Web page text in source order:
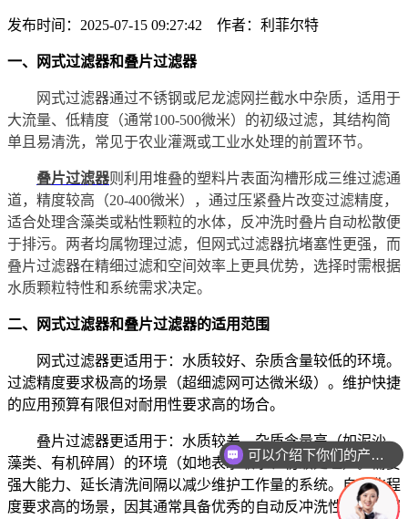
发布时间：2025-07-15 09:27:42 作者：利菲尔特
一、网式过滤器和叠片过滤器
网式过滤器通过不锈钢或尼龙滤网拦截水中杂质，适用于
大流量、低精度（通常100-500微米）的初级过滤，其结构简
单且易清洗，常见于农业灌溉或工业水处理的前置环节。
叠片过滤器则利用堆叠的塑料片表面沟槽形成三维过滤通
道，精度较高（20-400微米），通过压紧叠片改变过滤精度，
适合处理含藻类或粘性颗粒的水体，反冲洗时叠片自动松散便
于排污。两者均属物理过滤，但网式过滤器抗堵塞性更强，而
叠片过滤器在精细过滤和空间效率上更具优势，选择时需根据
水质颗粒特性和系统需求决定。
二、网式过滤器和叠片过滤器的适用范围
网式过滤器更适用于： 水质较好、杂质含量较低的环境。
过滤精度要求极高的场景（超细滤网可达微米级）。 维护快捷
的应用预算有限但对耐用性要求高的场合。
叠片过滤器更适用于： 水质较差、杂质含量高（如泥沙、
藻类、有机碎屑） 的环境（如地表水取水、初级处理）。 需要
强大能力、延长清洗间隔以减少维护工作量的系统。 自动化程
度要求高的场景，因其通常具备优秀的自动反冲洗性能。要
深
可以介绍下你们的产品么